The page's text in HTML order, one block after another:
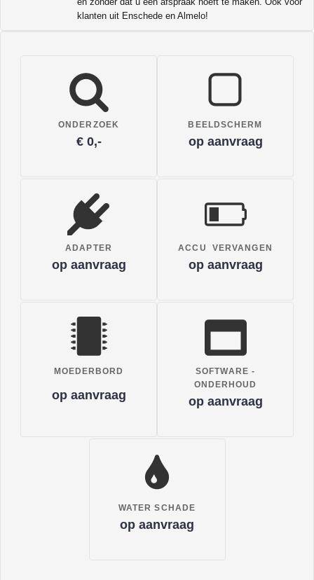
klanten uit Enschede en Almelo!
ONDERZOEK
€ 0,-
BEELDSCHERM
op aanvraag
ADAPTER
op aanvraag
ACCU VERVANGEN
op aanvraag
MOEDERBORD
op aanvraag
SOFTWARE -
ONDERHOUD
op aanvraag
WATER SCHADE
op aanvraag